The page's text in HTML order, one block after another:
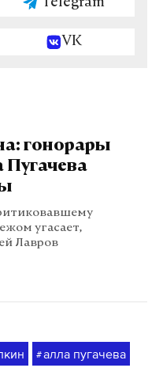
VK
гонорары
Пугачева
угасает,
Лавров
#алла пугачева